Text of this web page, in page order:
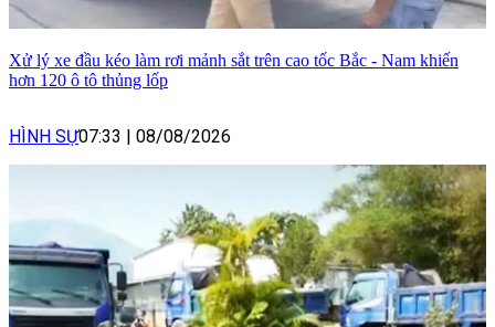
Xử lý xe đầu kéo làm rơi mảnh sắt trên cao tốc Bắc - Nam khiến
hơn 120 ô tô thủng lốp
HÌNH SỰ07:33 | 08/08/2026